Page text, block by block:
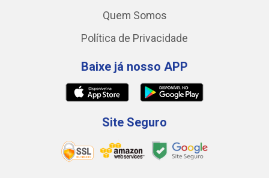
Quem Somos
Política de Privacidade
Baixe já nosso APP
Site Seguro